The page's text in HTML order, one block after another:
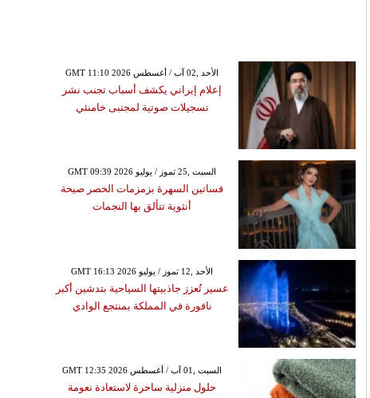
GMT 11:10 2026 الأحد ,02 آب / أغسطس
إعلام إيراني يكشف أسباب تجنب نشر
تسجيلات صوتية لمجتبى خامنئي
GMT 09:39 2026 السبت ,25 تموز / يوليو
فساتين السهرة بزمزمات الخصر صيحة
أنثوية تتألق بها النجمات
GMT 16:13 2026 الأحد ,12 تموز / يوليو
عسير تُعزز جاذبيتها السياحية بتدشين أكبر
نافورة في المملكة بمنتجع الوادي
GMT 12:35 2026 السبت ,01 آب / أغسطس
حلول منزلية ساحرة لاستعادة نعومة